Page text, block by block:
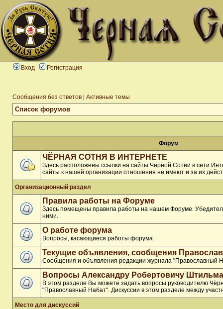
Вход Регистрация
Сообщения без ответов Активные темы
Список форумов
Форум
ЧЁРНАЯ СОТНЯ В ИНТЕРНЕТЕ
Здесь расположены ссылки на сайты Чёрной Сотни в сети
сайты к нашей организации отношения не имеют и за их
Организационный раздел
Правила работы на Форуме
Здесь помещены правила работы на нашем Форуме.
ними.
О работе форума
Вопросы, касающиеся работы форума
Текущие объявления, сообщения
Сообщения и объявления редакции журнала "Православный
Вопросы Александру Робертовичу
В этом разделе Вы можете задать вопросы руководителю
"Православный Набат". Дискуссии в этом разделе между
Место для дискуссий